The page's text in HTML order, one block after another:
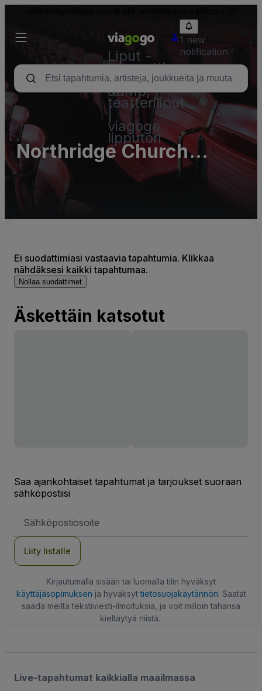
Liput -
konsertti,
urheilu
&amp;
teatteriliput
viagogo
lipputori
1 new
notification
Northridge Church
Parking Lots (InActive)
Ei suodattimiasi vastaavia tapahtumia. Klikkaa
nähdäksesi kaikki tapahtumaa.
Nollaa suodattimet
Äskettäin katsotut
Saa ajankohtaiset tapahtumat ja tarjoukset suoraan
sähköpostiisi
Liity listalle
Kirjautumalla sisään tai luomalla tilin hyväksyt
käyttäjäsopimuksen ja hyväksyttietosuojakäytännön. Saatat
saada meiltä tekstiviesti-ilmoituksia, ja voit milloin tahansa
kieltäytyä niistä.
Live-tapahtumat kaikkialla maailmassa